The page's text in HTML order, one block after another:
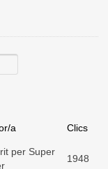
a Clics
per Super
1948